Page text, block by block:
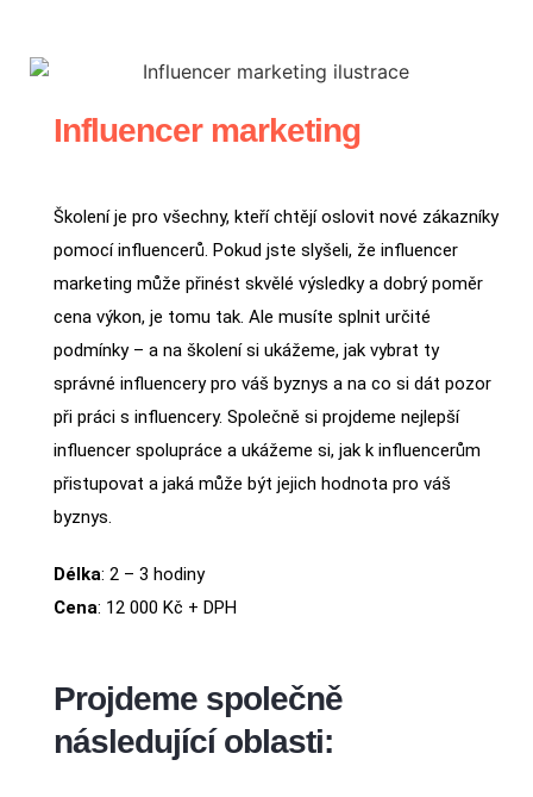
Influencer marketing
Školení je pro všechny, kteří chtějí oslovit nové zákazníky
pomocí influencerů. Pokud jste slyšeli, že influencer
marketing může přinést skvělé výsledky a dobrý poměr
cena výkon, je tomu tak. Ale musíte splnit určité
podmínky – a na školení si ukážeme, jak vybrat ty
správné influencery pro váš byznys a na co si dát pozor
při práci s influencery. Společně si projdeme nejlepší
influencer spolupráce a ukážeme si, jak k influencerům
přistupovat a jaká může být jejich hodnota pro váš
byznys.
Délka: 2 – 3 hodiny
Cena: 12 000 Kč + DPH
Projdeme společně
následující oblasti: